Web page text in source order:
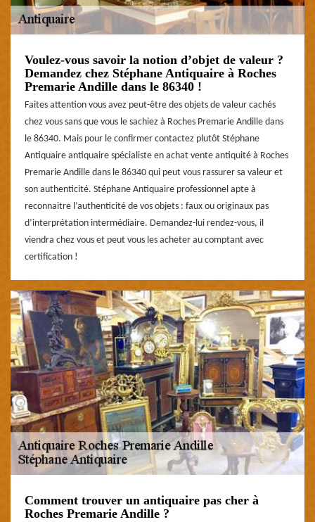
Voulez-vous savoir la notion d’objet de valeur ?
Demandez chez Stéphane Antiquaire à Roches
Premarie Andille dans le 86340 !
Faites attention vous avez peut-être des objets de valeur cachés
chez vous sans que vous le sachiez à Roches Premarie Andille dans
le 86340. Mais pour le confirmer contactez plutôt Stéphane
Antiquaire antiquaire spécialiste en achat vente antiquité à Roches
Premarie Andille dans le 86340 qui peut vous rassurer sa valeur et
son authenticité. Stéphane Antiquaire professionnel apte à
reconnaitre l’authenticité de vos objets : faux ou originaux pas
d’interprétation intermédiaire. Demandez-lui rendez-vous, il
viendra chez vous et peut vous les acheter au comptant avec
certification !
Comment trouver un antiquaire pas cher à
Roches Premarie Andille ?